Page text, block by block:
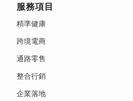
服務項目
精準健康
跨境電商
通路零售
整合行銷
企業落地